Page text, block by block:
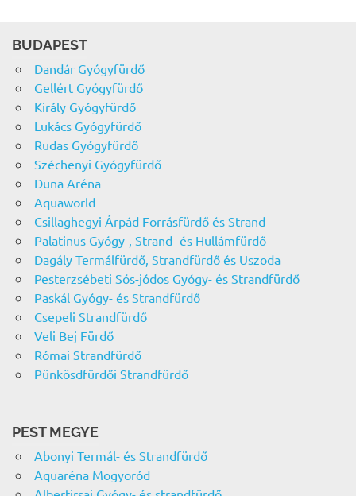
BUDAPEST
Dandár Gyógyfürdő
Gellért Gyógyfürdő
Király Gyógyfürdő
Lukács Gyógyfürdő
Rudas Gyógyfürdő
Széchenyi Gyógyfürdő
Duna Aréna
Aquaworld
Csillaghegyi Árpád Forrásfürdő és Strand
Palatinus Gyógy-, Strand- és Hullámfürdő
Dagály Termálfürdő, Strandfürdő és Uszoda
Pesterzsébeti Sós-jódos Gyógy- és Strandfürdő
Paskál Gyógy- és Strandfürdő
Csepeli Strandfürdő
Veli Bej Fürdő
Római Strandfürdő
Pünkösdfürdői Strandfürdő
PEST MEGYE
Abonyi Termál- és Strandfürdő
Aquaréna Mogyoród